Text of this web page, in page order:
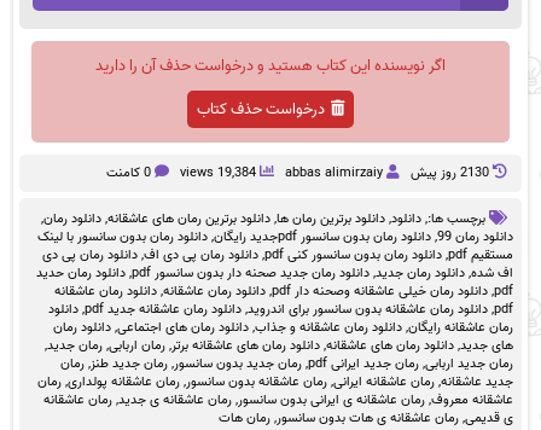
اگر نویسنده این کتاب هستید و درخواست حذف آن را دارید
درخواست حذف کتاب
2130 روز پيش abbas alimirzaiy
19,384 views 0 کامنت
برچسب ها:,دانلود,دانلود برترین رمان ها,دانلود برترین رمان های عاشقانه,دانلود رمان,
دانلود رمان 99
,دانلود رمان بدون سانسور pdfجدید رایگان ,دانلود رمان بدون سانسور با لینک
مستقیم pdf
,دانلود رمان بدون سانسور کنی pdf ,دانلود رمان پی دی اف,دانلود رمان پی دی
اف شده,دانلود رمان جدید,دانلود رمان جدید صحنه دار بدون سانسور pdf ,دانلود رمان حدید
pdf
,دانلود رمان خیلی عاشقانه وصحنه دار pdf ,دانلود رمان عاشقانه,دانلود رمان عاشقانه
pdf
,دانلود رمان عاشقانه بدون سانسور برای اندروید,دانلود رمان عاشقانه جدید pdf ,دانلود
رمان عاشقانه رایگان,دانلود رمان عاشقانه و جذاب,دانلود رمان های اجتماعی,دانلود رمان
های جدید,دانلود رمان های عاشقانه,دانلود رمان های عاشقانه برتر,رمان اربابی,رمان جدید,
رمان جدید اربابی,رمان جدید ایرانی pdf ,رمان جدید بدون سانسور,رمان جدید طنز,رمان
جدید عاشقانه,رمان عاشقانه ایرانی,رمان عاشقانه بدون سانسور,رمان عاشقانه پولداری,رمان
عاشقانه معروف,رمان عاشقانه ی ایرانی بدون سانسور,رمان عاشقانه ی جدید,رمان عاشقانه
ی قدیمی,رمان عاشقانه ی هات بدون سانسور,رمان هات